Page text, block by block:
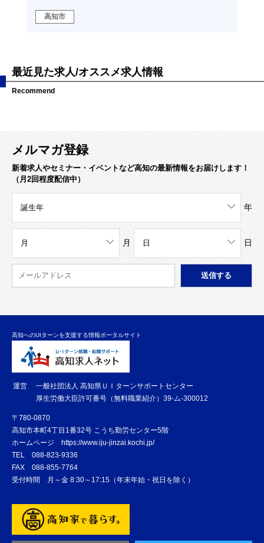
高知市
最近見た求人/オススメ求人情報
Recommend
メルマガ登録
新着求人やセミナー・イベントなど高知の最新情報をお届けします！
（月2回程度配信中）
年
月 日
高知へのUIターンを支援する情報ポータルサイト
運営
一般社団法人 高知県ＵＩターンサポートセンター
厚生労働大臣許可番号（無料職業紹介）39-ム-300012
〒780-0870
高知市本町4丁目1番32号 こうち勤労センター5階
ホームページ https://www.iju-jinzai.kochi.jp/
TEL 088-823-9336
FAX 088-855-7764
受付時間 月～金 8:30～17:15（年末年始・祝日を除く）